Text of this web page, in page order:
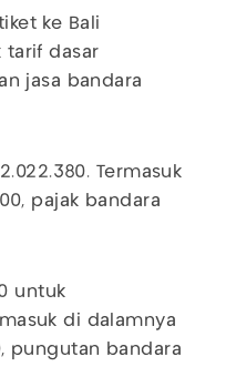
ke Bali
tarif dasar
jasa bandara
Termasuk
pajak bandara
untuk
di dalamnya
pungutan bandara